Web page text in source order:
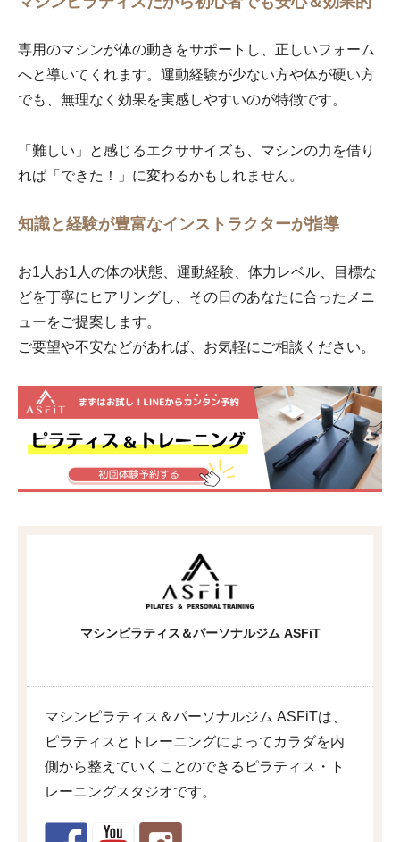
専用のマシンが体の動きをサポートし、正しいフォーム
へと導いてくれます。運動経験が少ない方や体が硬い方
でも、無理なく効果を実感しやすいのが特徴です。
「難しい」と感じるエクササイズも、マシンの力を借り
れば「できた！」に変わるかもしれません。
知識と経験が豊富なインストラクターが指導
お1人お1人の体の状態、運動経験、体力レベル、目標な
どを丁寧にヒアリングし、その日のあなたに合ったメニ
ューをご提案します。
ご要望や不安などがあれば、お気軽にご相談ください。
マシンピラティス＆パーソナルジム ASFiT
マシンピラティス＆パーソナルジム ASFiTは、
ピラティスとトレーニングによってカラダを内
側から整えていくことのできるピラティス・ト
レーニングスタジオです。